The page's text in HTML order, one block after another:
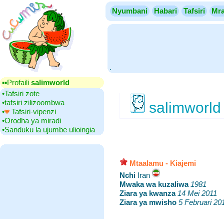
Nyumbani Habari Tafsiri
.
▪▪‎Profaili salimworld
•‎Tafsiri zote
•‎tafsiri zilizoombwa
•‎
Tafsiri-vipenzi
•‎Orodha ya miradi
•‎Sanduku la ujumbe ulioingia
Mtaalamu - Kiajemi
Nchi ‎Iran
Mwaka wa kuzaliwa‎ 1981
Ziara ya kwanza‎ 14 Mei 2011
Ziara ya mwisho 5 Februari